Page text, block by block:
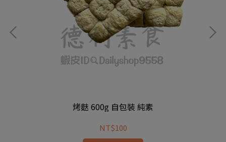
烤麩 600g 自包裝 純素
NT$100